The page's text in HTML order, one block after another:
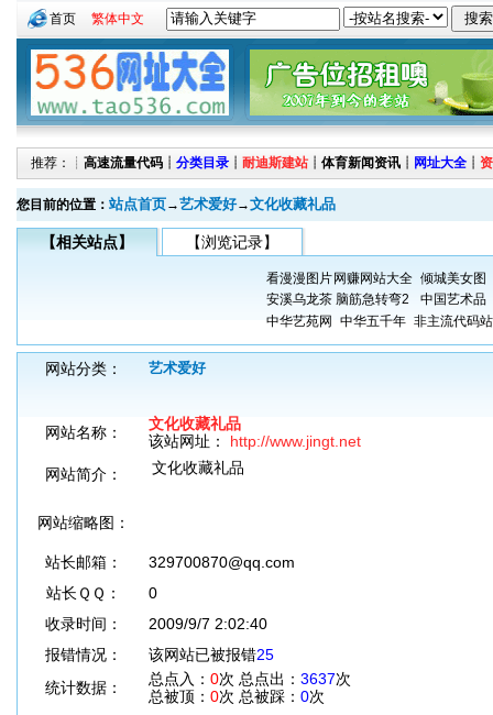
首页 繁体中文
推荐：┊ 高速流量代码 ┊ 分类目录 ┊ 耐迪斯建站 ┊ 体育新闻资讯 ┊ 网址大全 ┊
您目前的位置： 站点首页→艺术爱好→文化收藏礼品
【相关站点】 【浏览记录】
看漫漫图片 网赚网站大全 倾城美女图
安溪乌龙茶 脑筋急转弯2
中国艺术品
中华艺苑网
中华五千年 非主流代码站
网站分类： 艺术爱好
网站名称：
文化收藏礼品
该站网址： http://www.jingt.net
网站简介：
文化收藏礼品
网站缩略图：
站长邮箱：
329700870@qq.com
站长ＱＱ：
0
收录时间：
2009/9/7 2:02:40
报错情况：
该网站已被报错25
统计数据：
总点入： 0次 总点出： 3637次
总被顶： 0次 总被踩： 0次